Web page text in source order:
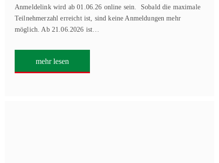
Anmeldelink wird ab 01.06.26 online sein. Sobald die maximale
Teilnehmerzahl erreicht ist, sind keine Anmeldungen mehr
möglich. Ab 21.06.2026 ist…
mehr lesen